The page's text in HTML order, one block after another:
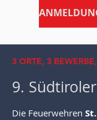
3 ORTE, 3
9.
Die Feuerwehren